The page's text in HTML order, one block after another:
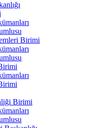
Birimi
Birimi